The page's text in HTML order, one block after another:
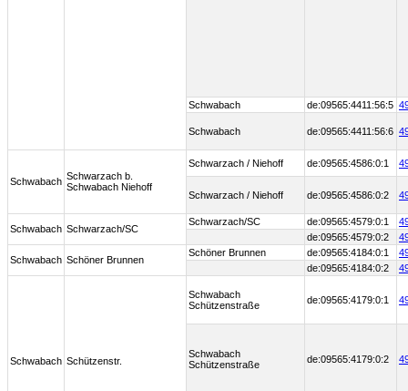
Schwabach de:09565:4411:56:5
Schwabach de:09565:4411:56:6
Schwabach Schwarzach b.
Schwabach Niehoff
Schwarzach / Niehoff de:09565:4586:0:1
Schwarzach / Niehoff de:09565:4586:0:2
Schwabach Schwarzach/SC
Schwarzach/SC de:09565:4579:0:1
de:09565:4579:0:2
Schwabach Schöner Brunnen
Schöner Brunnen de:09565:4184:0:1
de:09565:4184:0:2
Schwabach Schützenstr.
Schwabach
Schützenstraße
de:09565:4179:0:1
Schwabach
Schützenstraße
de:09565:4179:0:2